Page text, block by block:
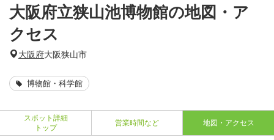
大阪府立狭山池博物館の地図・ア
クセス
大阪府大阪狭山市
博物館・科学館
スポット詳細
トップ
営業時間など 地図・アクセス